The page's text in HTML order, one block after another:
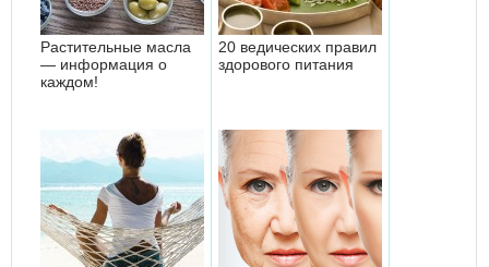
Растительные масла
— информация о
каждом!
20 ведических правил
здорового питания